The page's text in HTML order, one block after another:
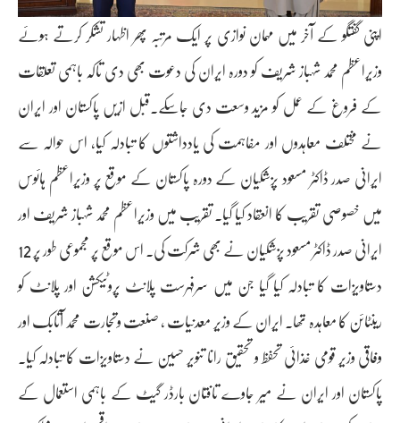
اپنی گفتگو کے آخر میں مہمان نوازی پر ایک مرتبہ پھر اظہار تشکر کرتے ہوئے
وزیراعظم محمد شہباز شریف کو دورہ ایران کی دعوت بھی دی تاکہ باہمی تعلقات
کے فروغ کے عمل کو مزید وسعت دی جاسکے۔قبل ازیں پاکستان اور ایران
نے مختلف معاہدوں اور مفاہمت کی یادداشتوں کا تبادلہ کیا، اس حوالہ سے
ایرانی صدر ڈاکٹر مسعود پزشکیان کے دورہ پاکستان کے موقع پر وزیراعظم ہائوس
میں خصوصی تقریب کا انعقاد کیا گیا۔ تقریب میں وزیراعظم محمد شہباز شریف اور
ایرانی صدر ڈاکٹر مسعود پزشکیان نے بھی شرکت کی۔ اس موقع پر مجموعی طور پر 12
دستاویزات کا تبادلہ کیا گیا جن میں سرفہرست پلانٹ پروٹیکشن اور پلانٹ کو
رینٹائن کا معاہدہ تھا۔ ایران کے وزیر معدنیات ، صنعت وتجارت محمد آتابک اور
وفاقی وزیر قومی غذائی تحفظ و تحقیق رانا تنویر حسین نے دستاویزات کا تبادلہ کیا۔
پاکستان اور ایران نے میر جاوے تافتان بارڈر گیٹ کے باہمی استعمال کے